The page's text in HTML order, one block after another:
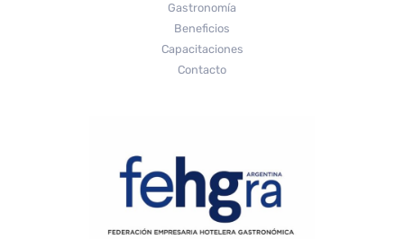
Gastronomía
Beneficios
Capacitaciones
Contacto